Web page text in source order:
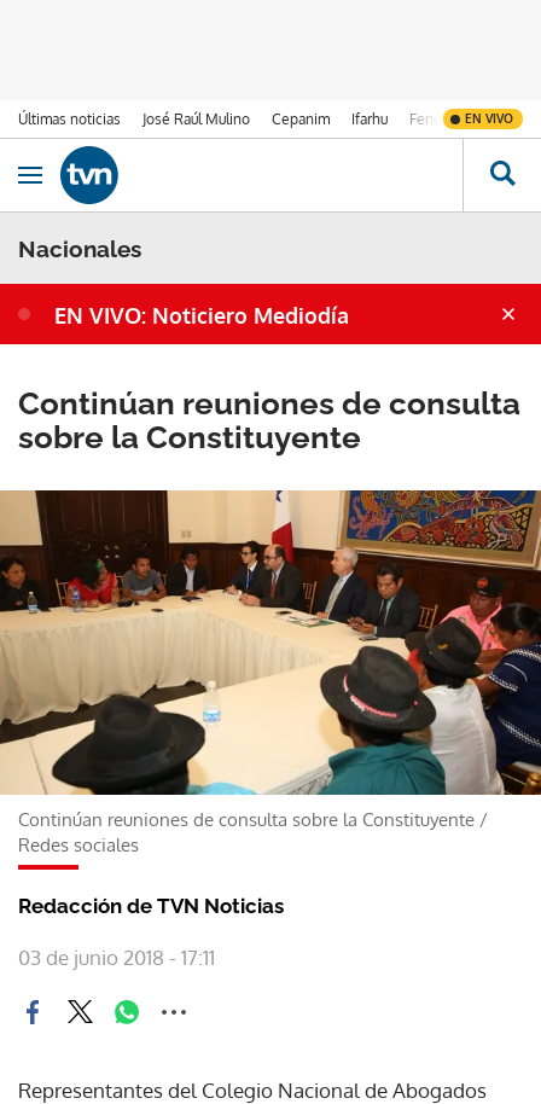
Últimas noticias José Raúl Mulino Cepanim Ifarhu Fenómeno de El
EN VIVO
Ir al contenido
Obrir navegació
Nacionales
EN VIVO: Noticiero Mediodía
Continúan reuniones de consulta
sobre la Constituyente
Continúan reuniones de consulta sobre la Constituyente /
Redes sociales
Redacción de TVN Noticias
03 de junio 2018 - 17:11
Representantes del Colegio Nacional de Abogados